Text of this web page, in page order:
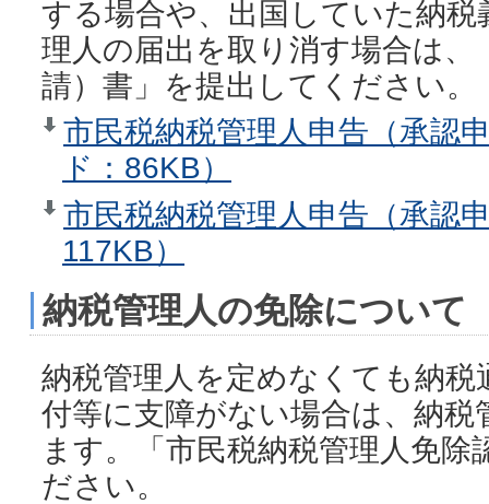
する場合や、出国していた納
理人の届出を取り消す場合は、
請）書」を提出してください。
市民税納税管理人申告（承認
ド：86KB）
市民税納税管理人申告（承認
117KB）
納税管理人の免除について
納税管理人を定めなくても納
付等に支障がない場合は、納
ます。「市民税納税管理人免
ださい。